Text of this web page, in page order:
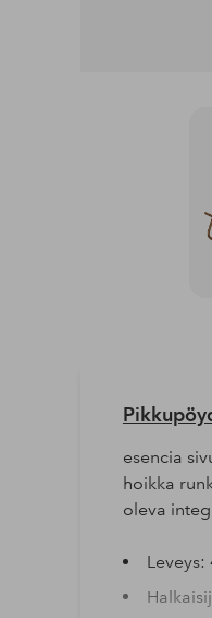
esencia
hoikka
oleva
Leveys: